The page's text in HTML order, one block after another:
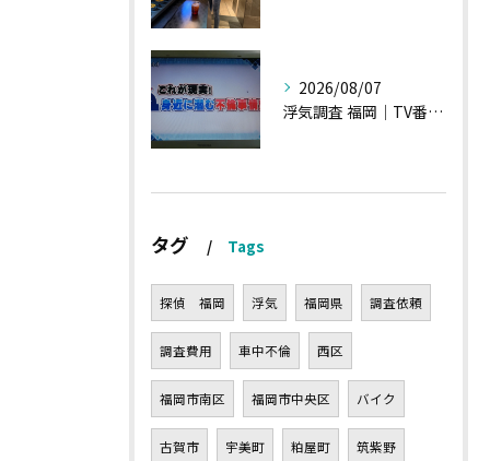
2026/08/07
浮気調査 福岡｜TV番組15分間の特集の時のお話①
タグ Tags
探偵 福岡 浮気 福岡県 調査依頼
調査費用 車中不倫 西区
福岡市南区 福岡市中央区 バイク
古賀市 宇美町 粕屋町 筑紫野